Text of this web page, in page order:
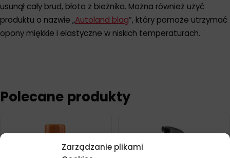
Zarządzanie plikami
usunął cały brud, błoto z bieżnika. Można również użyć
produktu o nazwie „Autoland blag”, który pomoże utrzymać
opony miękkie i elastyczne w niskich temperaturach.
Polecane produkty